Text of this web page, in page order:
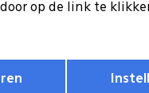
Opslaan
op de link te